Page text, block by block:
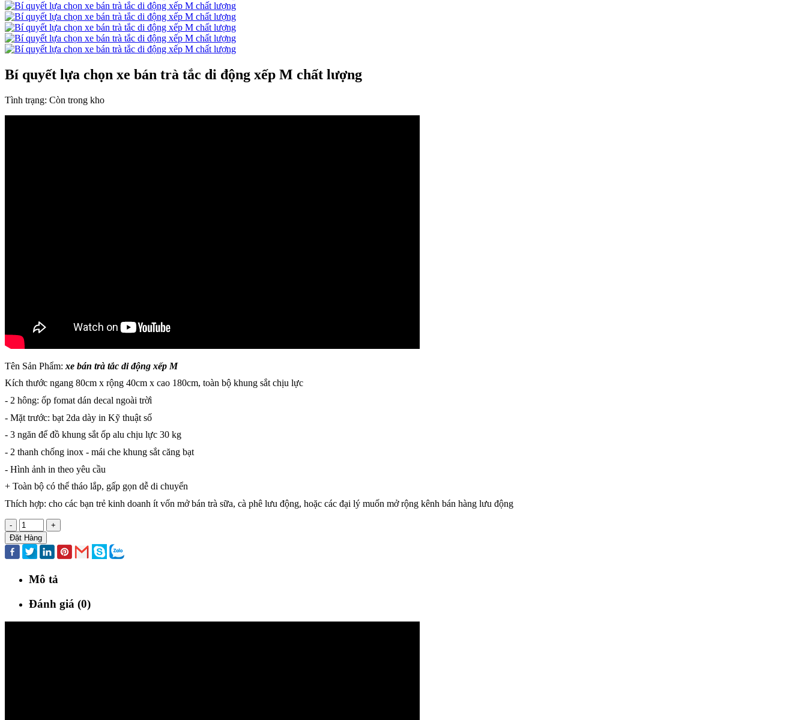
Bí quyết lựa chọn xe bán trà tắc di động xếp M chất lượng
Tình trạng: Còn trong kho
Tên Sản Phẩm: xe bán trà tắc di động xếp M
Kích thước ngang 80cm x rộng 40cm x cao 180cm, toàn bộ khung sắt chịu lực
- 2 hông: ốp fomat dán decal ngoài trờì
- Mặt trước: bạt 2da dày in Kỹ thuật số
- 3 ngăn để đồ khung sắt ốp alu chịu lực 30 kg
- 2 thanh chống inox - mái che khung sắt căng bạt
- Hình ảnh in theo yêu cầu
+ Toàn bộ có thể tháo lắp, gấp gọn dễ di chuyển
Thích hợp: cho các bạn trẻ kinh doanh ít vốn mở bán trà sữa, cà phê lưu động, hoặc các đại lý muốn mở rộng kênh bán hàng lưu động
-
+
Đặt Hàng
Mô tả
Đánh giá (0)